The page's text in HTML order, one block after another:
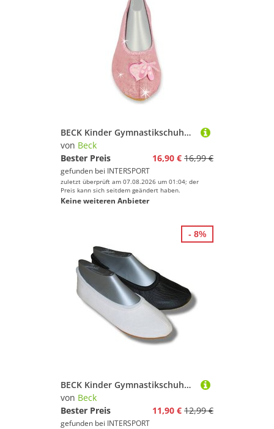
BECK Kinder Gymnastikschuhe GYMNASTIKSCHUH
von Beck
Bester Preis
16,90 € 16,99 €
gefunden bei INTERSPORT
zuletzt überprüft am 07.08.2026 um 01:04; der
Preis kann sich seitdem geändert haben.
Keine weiteren Anbieter
BECK Kinder Gymnastikschuhe 008
von Beck
Bester Preis
11,90 € 12,99 €
gefunden bei INTERSPORT
- 8%